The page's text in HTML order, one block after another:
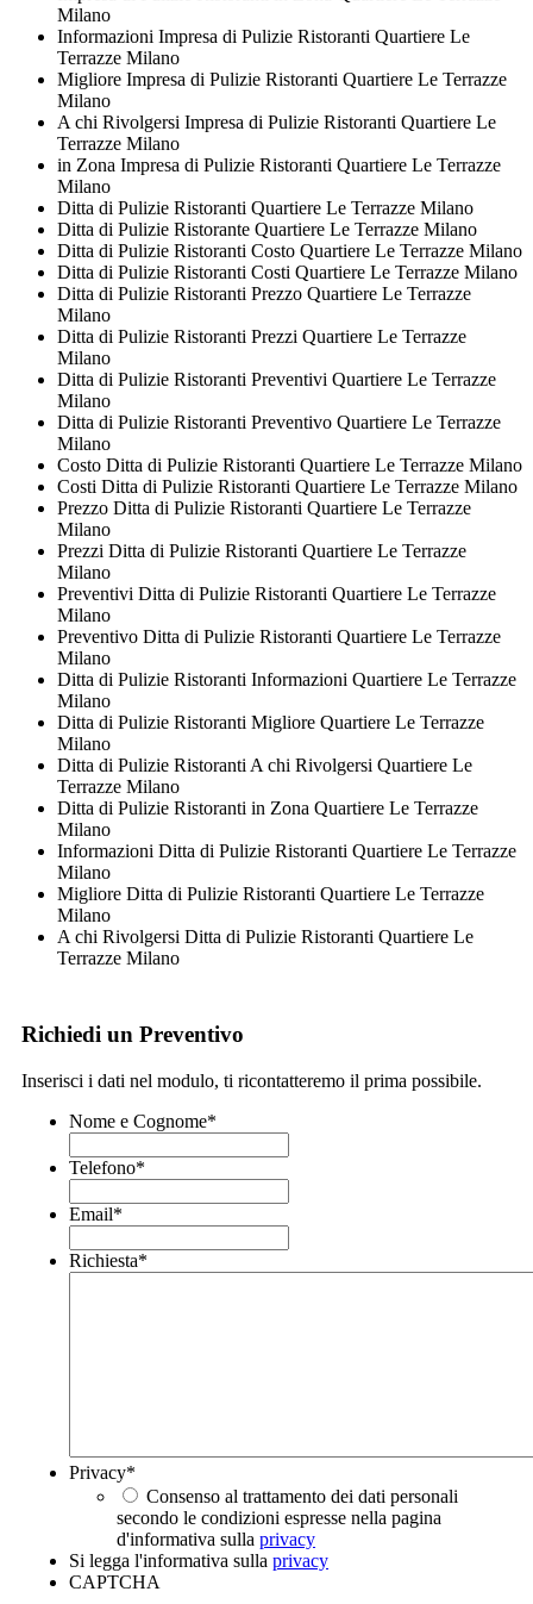
Milano
Informazioni Impresa di Pulizie Ristoranti Quartiere Le
Terrazze Milano
Migliore Impresa di Pulizie Ristoranti Quartiere Le Terrazze
Milano
A chi Rivolgersi Impresa di Pulizie Ristoranti Quartiere Le
Terrazze Milano
in Zona Impresa di Pulizie Ristoranti Quartiere Le Terrazze
Milano
Ditta di Pulizie Ristoranti Quartiere Le Terrazze Milano
Ditta di Pulizie Ristorante Quartiere Le Terrazze Milano
Ditta di Pulizie Ristoranti Costo Quartiere Le Terrazze Milano
Ditta di Pulizie Ristoranti Costi Quartiere Le Terrazze Milano
Ditta di Pulizie Ristoranti Prezzo Quartiere Le Terrazze
Milano
Ditta di Pulizie Ristoranti Prezzi Quartiere Le Terrazze
Milano
Ditta di Pulizie Ristoranti Preventivi Quartiere Le Terrazze
Milano
Ditta di Pulizie Ristoranti Preventivo Quartiere Le Terrazze
Milano
Costo Ditta di Pulizie Ristoranti Quartiere Le Terrazze Milano
Costi Ditta di Pulizie Ristoranti Quartiere Le Terrazze Milano
Prezzo Ditta di Pulizie Ristoranti Quartiere Le Terrazze
Milano
Prezzi Ditta di Pulizie Ristoranti Quartiere Le Terrazze
Milano
Preventivi Ditta di Pulizie Ristoranti Quartiere Le Terrazze
Milano
Preventivo Ditta di Pulizie Ristoranti Quartiere Le Terrazze
Milano
Ditta di Pulizie Ristoranti Informazioni Quartiere Le Terrazze
Milano
Ditta di Pulizie Ristoranti Migliore Quartiere Le Terrazze
Milano
Ditta di Pulizie Ristoranti A chi Rivolgersi Quartiere Le
Terrazze Milano
Ditta di Pulizie Ristoranti in Zona Quartiere Le Terrazze
Milano
Informazioni Ditta di Pulizie Ristoranti Quartiere Le Terrazze
Milano
Migliore Ditta di Pulizie Ristoranti Quartiere Le Terrazze
Milano
A chi Rivolgersi Ditta di Pulizie Ristoranti Quartiere Le
Terrazze Milano
Richiedi un Preventivo
Inserisci i dati nel modulo, ti ricontatteremo il prima possibile.
Nome e Cognome*
Telefono*
Email*
Richiesta*
Privacy*
Consenso al trattamento dei dati personali
secondo le condizioni espresse nella pagina
d'informativa sulla privacy
Si legga l'informativa sulla privacy
CAPTCHA